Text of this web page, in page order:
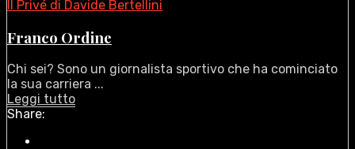
Il Privé di Davide Bertellini
Franco Ordine
Chi sei? Sono un giornalista sportivo che ha cominciato
la sua carriera ...
Leggi tutto
Share: